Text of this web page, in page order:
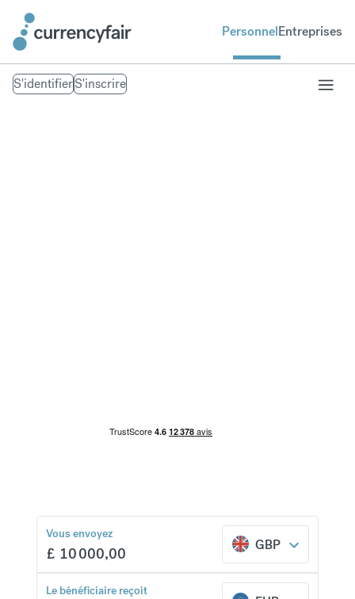
PersonnelEntreprises
S'identifierS'inscrire
Vous envoyez
£ 10 000,00 GBP
Le bénéficiaire reçoit
€302,51